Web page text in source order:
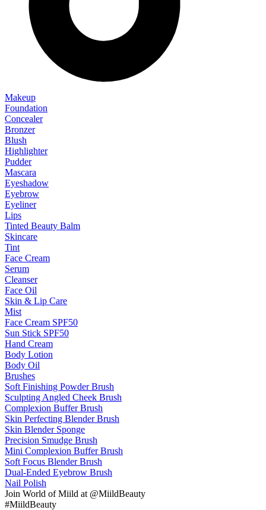
Makeup
Foundation
Concealer
Bronzer
Blush
Highlighter
Pudder
Mascara
Eyeshadow
Eyebrow
Eyeliner
Lips
Tinted Beauty Balm
Skincare
Tint
Face Cream
Serum
Cleanser
Face Oil
Skin & Lip Care
Mist
Face Cream SPF50
Sun Stick SPF50
Hand Cream
Body Lotion
Body Oil
Brushes
Soft Finishing Powder Brush
Sculpting Angled Cheek Brush
Complexion Buffer Brush
Skin Perfecting Blender Brush
Skin Blender Sponge
Precision Smudge Brush
Mini Complexion Buffer Brush
Soft Focus Blender Brush
Dual-Ended Eyebrow Brush
Nail Polish
Join World of Miild at @MiildBeauty
#MiildBeauty